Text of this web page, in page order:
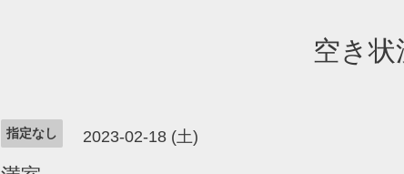
空き
指定なし 2023-02-18 (土)